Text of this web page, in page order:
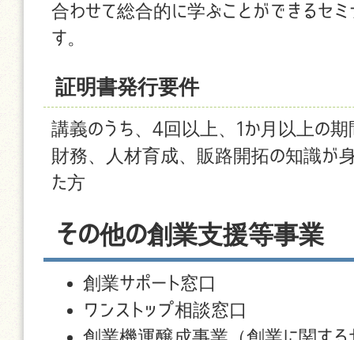
合わせて総合的に学ぶことができるセミ
す。
証明書発行要件
講義のうち、4回以上、1か月以上の期
財務、人材育成、販路開拓の知識が
た方
その他の創業支援等事業
創業サポート窓口
ワンストップ相談窓口
創業機運醸成事業（創業に関する